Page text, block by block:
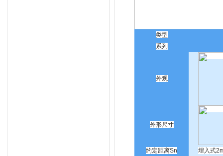
类型
系列
外观
外形尺寸
约定距离Sn 埋入式